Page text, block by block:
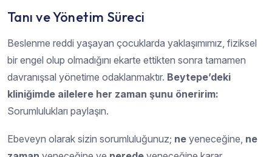
Tanı ve Yönetim Süreci
Beslenme reddi yaşayan çocuklarda yaklaşımımız, fiziksel
bir engel olup olmadığını ekarte ettikten sonra tamamen
davranışsal yönetime odaklanmaktır. Beytepe’deki
kliniğimde ailelere her zaman şunu öneririm:
Sorumlulukları paylaşın.
Ebeveyn olarak sizin sorumluluğunuz; ne yeneceğine, ne